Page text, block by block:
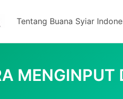
Tentang Buana Syiar
MENGINPUT